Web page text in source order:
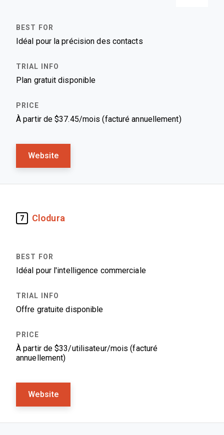
Idéal pour la précision des contacts
Plan gratuit disponible
À partir de $37.45/mois (facturé annuellement)
Website
7 Clodura
Idéal pour l'intelligence commerciale
Offre gratuite disponible
À partir de $33/utilisateur/mois (facturé
annuellement)
Website